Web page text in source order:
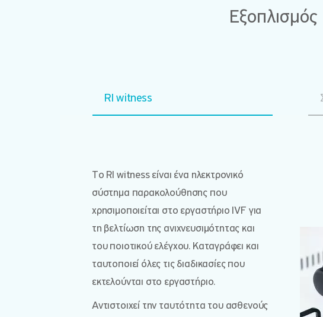
RI witness
Το RI witness είναι ένα ηλεκτρονικό
σύστημα παρακολούθησης που
χρησιμοποιείται στο εργαστήριο IVF για
τη βελτίωση της ανιχνευσιμότητας και
του ποιοτικού ελέγχου. Καταγράφει και
ταυτοποιεί όλες τις διαδικασίες που
εκτελούνται στο εργαστήριο.
Αντιστοιχεί την ταυτότητα του ασθενούς